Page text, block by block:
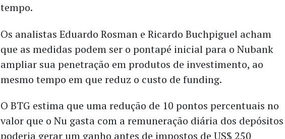
tempo.
Os analistas Eduardo Rosman e Ricardo Buchpiguel acham
que as medidas podem ser o pontapé inicial para o Nubank
ampliar sua penetração em produtos de investimento, ao
mesmo tempo em que reduz o custo de funding.
O BTG estima que uma redução de 10 pontos percentuais no
valor que o Nu gasta com a remuneração diária dos depósitos
poderia gerar um ganho antes de impostos de US$ 250